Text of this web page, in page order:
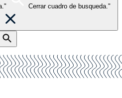
Cerrar cuadro de busqueda."